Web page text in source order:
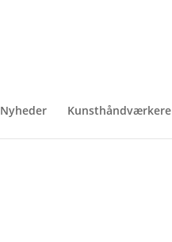
Nyheder Kunsthåndværkere